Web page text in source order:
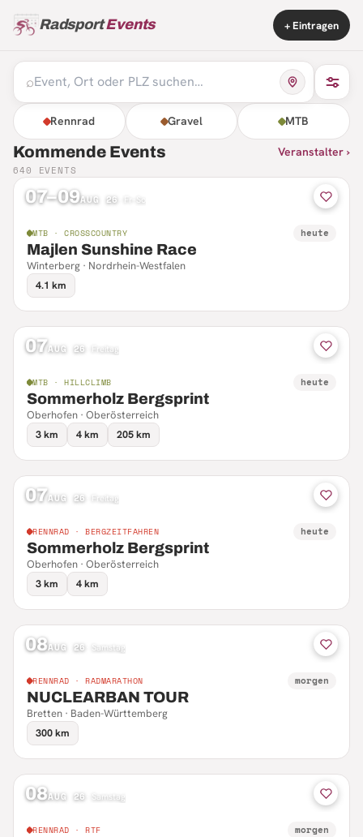
RadsportEvents + Eintragen
⌕
Rennrad Gravel MTB
Kommende Events Veranstalter ›
640 EVENTS
07–09AUG 26 Fr–So
MTB · CROSSCOUNTRY heute
Majlen Sunshine Race
Winterberg · Nordrhein-Westfalen
4.1 km
07AUG 26 Freitag
MTB · HILLCLIMB heute
Sommerholz Bergsprint
Oberhofen · Oberösterreich
3 km
4 km 205 km
07AUG 26 Freitag
RENNRAD · BERGZEITFAHREN heute
Sommerholz Bergsprint
Oberhofen · Oberösterreich
3 km
4 km
08AUG 26 Samstag
RENNRAD · RADMARATHON morgen
NUCLEARBAN TOUR
Bretten · Baden-Württemberg
300 km
08AUG 26 Samstag
RENNRAD · RTF morgen